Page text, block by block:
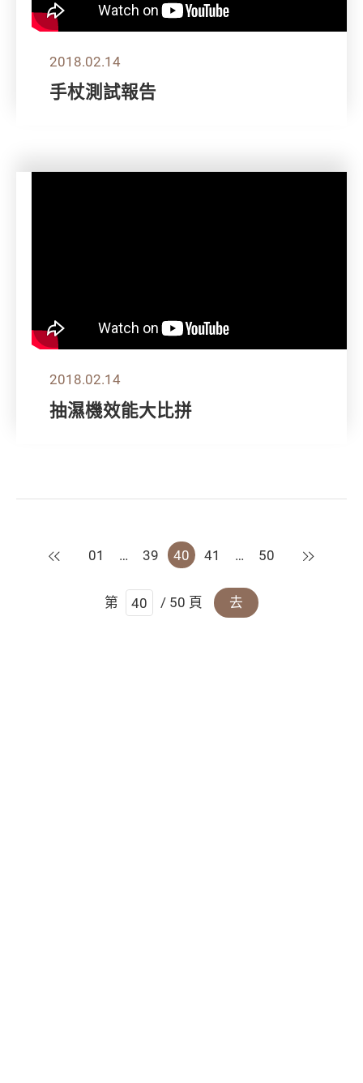
2018.02.14
手杖測試報告
2018.02.14
抽濕機效能大比拼
上一頁
01 … 39 40 41 … 50 下一頁
第 / 50 頁 去